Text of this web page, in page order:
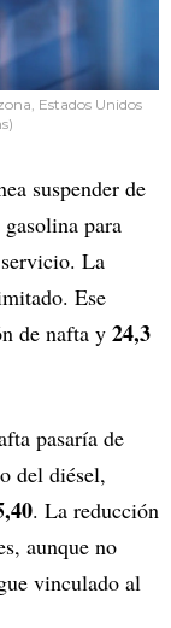
Estados Unidos
suspender de
para
La
Ese
de nafta y 24,3
pasaría de
del diésel,
. La reducción
aunque no
vinculado al